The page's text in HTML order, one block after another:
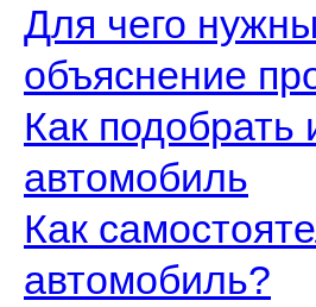
Для чего
объяснение
Как подобрать
автомобиль
Как
автомобиль?